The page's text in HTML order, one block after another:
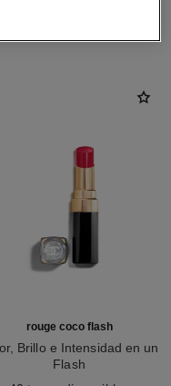
rouge coco flash
Brillo e Intensidad en un
Flash